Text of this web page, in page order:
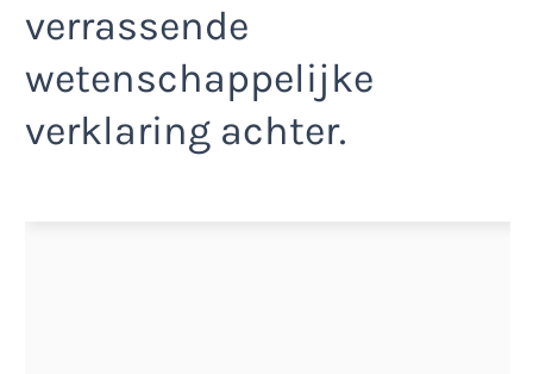
verrassende
wetenschappelijke
verklaring achter.